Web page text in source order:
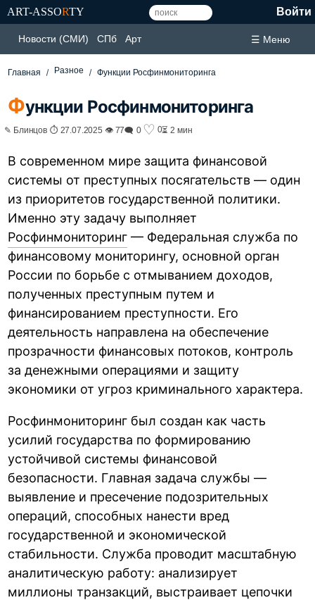
ART-ASSORTY Войти
Новости (СМИ) СПб Арт ☰ Меню
Главная Разное Функции Росфинмониторинга
Функции Росфинмониторинга
✎ Блинцов ⏱ 27.07.2025 👁 77🗨 0 ♡ 0⏳ 2 мин
В современном мире защита финансовой
системы от преступных посягательств — один
из приоритетов государственной политики.
Именно эту задачу выполняет
Росфинмониторинг — Федеральная служба по
финансовому мониторингу, основной орган
России по борьбе с отмыванием доходов,
полученных преступным путем и
финансированием преступности. Его
деятельность направлена на обеспечение
прозрачности финансовых потоков, контроль
за денежными операциями и защиту
экономики от угроз криминального характера.
Росфинмониторинг был создан как часть
усилий государства по формированию
устойчивой системы финансовой
безопасности. Главная задача службы —
выявление и пресечение подозрительных
операций, способных нанести вред
государственной и экономической
стабильности. Служба проводит масштабную
аналитическую работу: анализирует
миллионы транзакций, выстраивает цепочки